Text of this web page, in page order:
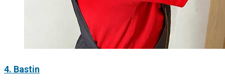
4. Bastin